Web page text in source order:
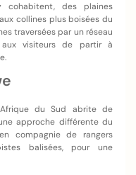
cohabitent, des plaines
collines plus boisées du
traversées par un réseau
visiteurs de partir à
du Sud abrite de
approche différente du
compagnie de rangers
balisées, pour une